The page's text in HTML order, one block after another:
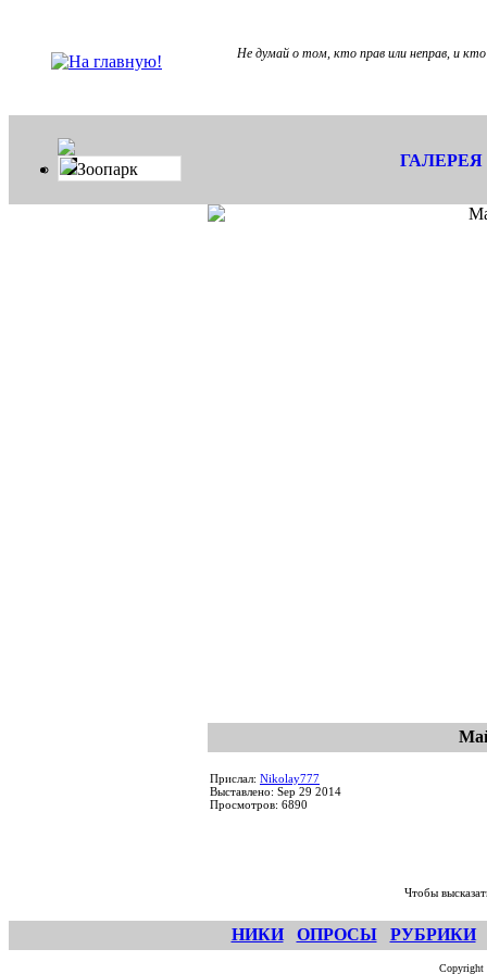
Не думай о том, кто прав или неправ, и
Зоопарк ГАЛЕРЕЯ
Прислал: Nikolay777
Выставлено: Sep 29 2014
Просмотров: 6890
Чтобы
НИКИ ОПРОСЫ РУБРИКИ